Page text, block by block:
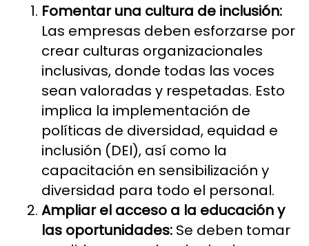
Fomentar una cultura de inclusión:
Las empresas deben esforzarse por
crear culturas organizacionales
inclusivas, donde todas las voces
sean valoradas y respetadas. Esto
implica la implementación de
políticas de diversidad, equidad e
inclusión (DEI), así como la
capacitación en sensibilización y
diversidad para todo el personal.
Ampliar el acceso a la educación y
las oportunidades: Se deben tomar